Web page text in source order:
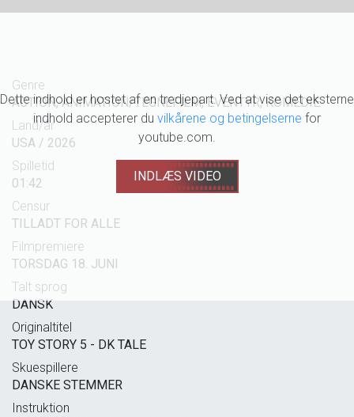
Dette indhold er hostet af en tredjepart. Ved at vise det eksterne
indhold accepterer du vilkårene og betingelserne for
youtube.com.
INDLÆS VIDEO
Genre
ACTION, ANIMATION/TEGNEFILM, EVENTYR, KOMEDIE
Land/år
USA / 2026
Spilletid
01:42
Censur
TILLADT FOR ALLE
Filmpremiere
TORSDAG 18. JUNI
Talt sprog
DANSK
Originaltitel
TOY STORY 5 - DK TALE
Skuespillere
DANSKE STEMMER
Instruktion